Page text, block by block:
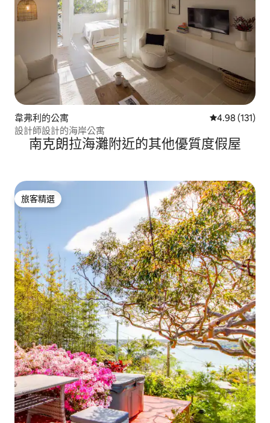
韋弗利的公寓 從 131 則評價
4.98 (131)
設計師設計的海岸公寓
南克朗拉海灘附近的其他優質度假屋
旅客精選
旅客精選